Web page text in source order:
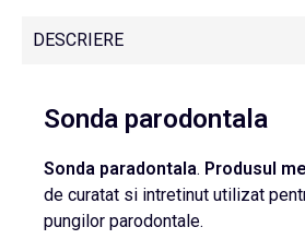
DESCRIERE
Sonda parodontala
Sonda paradontala. Produsul
de curatat si intretinut utilizat
pungilor parodontale.